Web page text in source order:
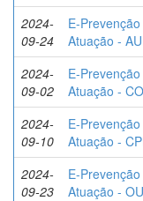
2024-
09-24
E-
Atuação -
2024-
09-02
E-
Atuação -
2024-
09-10
E-
Atuação -
2024-
09-23
E-
Atuação -